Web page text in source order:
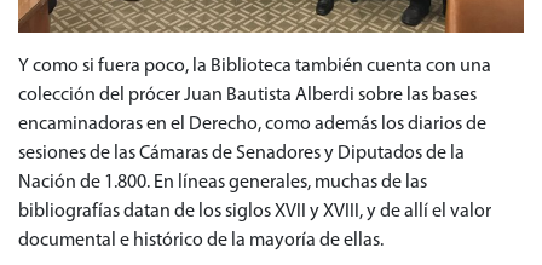
Y como si fuera poco, la Biblioteca también cuenta con una
colección del prócer Juan Bautista Alberdi sobre las bases
encaminadoras en el Derecho, como además los diarios de
sesiones de las Cámaras de Senadores y Diputados de la
Nación de 1.800. En líneas generales, muchas de las
bibliografías datan de los siglos XVII y XVIII, y de allí el valor
documental e histórico de la mayoría de ellas.